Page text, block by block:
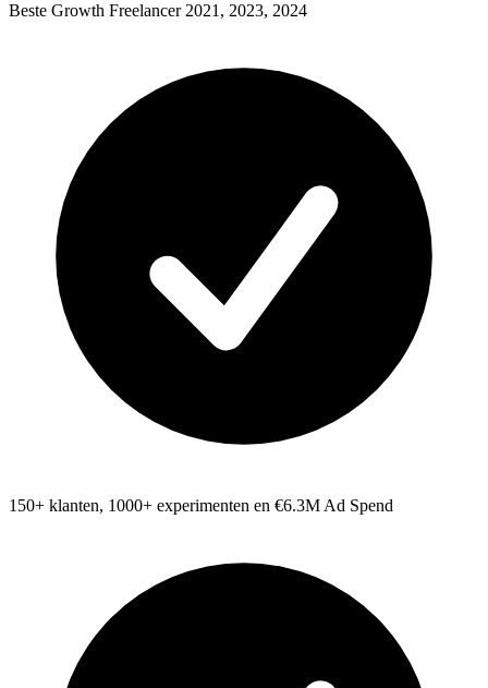
Beste Growth Freelancer 2021, 2023, 2024
150+ klanten, 1000+ experimenten en €6.3M Ad Spend